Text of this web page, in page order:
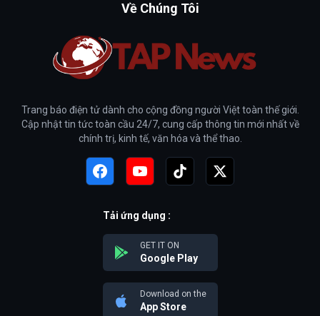
Về Chúng Tôi
Trang báo điện tử dành cho cộng đồng người Việt toàn thế giới.
Cập nhật tin tức toàn cầu 24/7, cung cấp thông tin mới nhất về
chính trị, kinh tế, văn hóa và thể thao.
Tải ứng dụng :
GET IT ON
Google Play
Download on the
App Store